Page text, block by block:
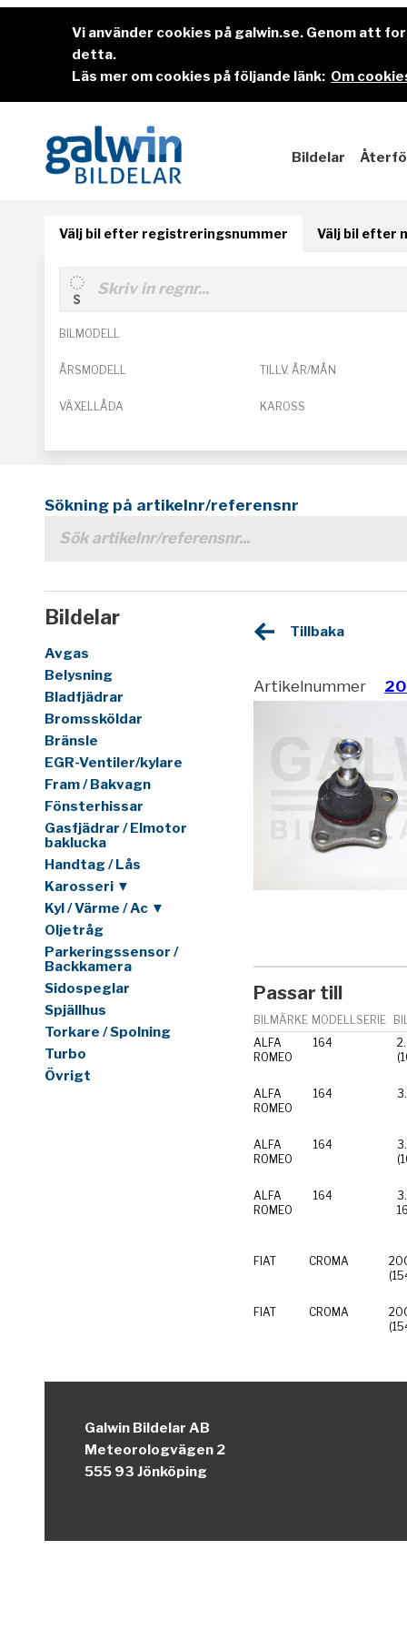
Vi använder cookies på galwin.se. Genom att
detta.
Läs mer om cookies på följande länk: Om
Bildelar
Välj bil efter registreringsnummer Välj bil efter
BILMODELL
ÅRSMODELL TILLV. ÅR/MÅN
VÄXELLÅDA KAROSS
Sökning på artikelnr/referensnr
Bildelar
Avgas
Belysning
Bladfjädrar
Bromssköldar
Bränsle
EGR-Ventiler/kylare
Fram / Bakvagn
Fönsterhissar
Gasfjädrar / Elmotor
baklucka
Handtag / Lås
Karosseri ▼
Kyl / Värme / Ac ▼
Oljetråg
Parkeringssensor /
Backkamera
Sidospeglar
Spjällhus
Torkare / Spolning
Turbo
Övrigt
Tillbaka
Artikelnummer
Passar till
BILMÄRKE MODELLSERIE
ALFA
ROMEO
164
ALFA
ROMEO
164
ALFA
ROMEO
164
ALFA
ROMEO
164
FIAT CROMA
FIAT CROMA
Galwin Bildelar AB
Meteorologvägen 2
555 93 Jönköping